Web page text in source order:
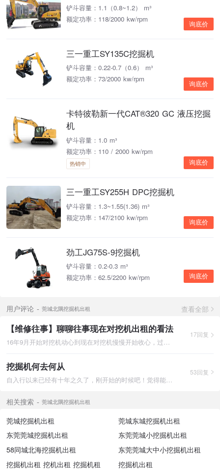
铲斗容量：1.1（0.8~1.2） m³
额定功率：118/2000 kw/rpm
询底价
三一重工SY135C挖掘机
铲斗容量：0.22-0.7（0.6） m³
额定功率：73/2000 kw/rpm
询底价
卡特彼勒新一代CAT®320 GC 液压挖掘
机
铲斗容量：1.0 m³
额定功率：110 / 2000 kw/rpm
热销中 询底价
三一重工SY255H DPC挖掘机
铲斗容量：1.3~1.55(1.36) m³
额定功率：147/2100 kw/rpm
询底价
劲工JG75S-9挖掘机
铲斗容量：0.2-0.3 m³
额定功率：62.5/2200 kw/rpm
询底价
用户评论 莞城北隅挖掘机出租 查看全部
【维修往事】聊聊往事现在对挖机出租的看法
16年9月开始对挖机动心到现在对挖机慢慢开始收心，过程中满满的
17回复
挖掘机何去何从
自入行以来已经有十年之久了，刚开始的时候吧！觉得能操作这力大
53回复
相关搜索 莞城北隅挖掘机出租
莞城挖掘机出租
莞城东城挖掘机出租
东莞莞城挖掘机出租
东莞莞城小挖掘机出租
58同城北海挖掘机出租
东莞莞城大中小挖掘机出租
挖掘机出租 挖机出租 挖掘机租
挖掘机出租